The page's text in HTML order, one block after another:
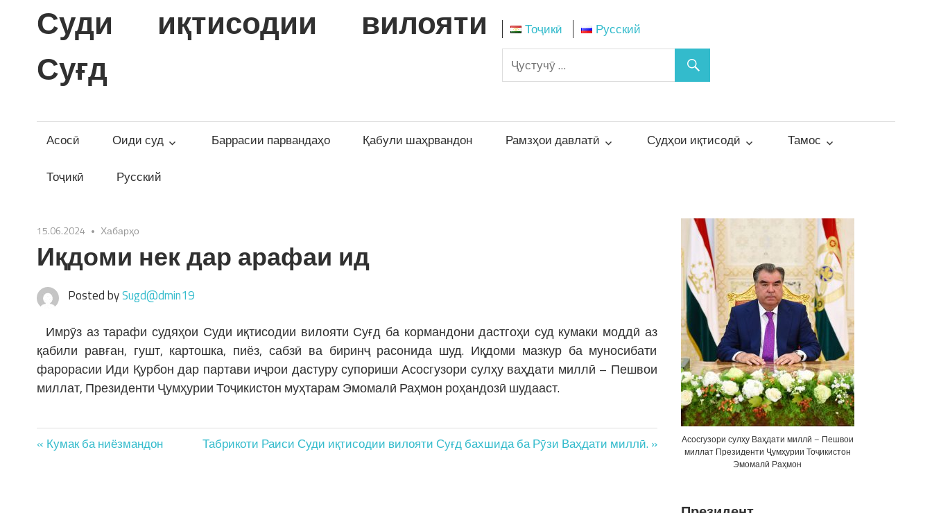
to
content
Суди иқтисодии вилояти
Суғд
Тоҷикӣ Русский
Асосӣ Оиди суд Баррасии парвандаҳо Қабули шаҳрвандон Рамзҳои давлатӣ Судҳои иқтисодӣ Тамос
Тоҷикӣ Русский
15.06.2024 Хабарҳо
Иқдоми нек дар арафаи ид
Posted bySugd@dmin19
Имрӯз аз тарафи судяҳои Суди иқтисодии вилояти Суғд ба кормандони дастгоҳи суд кумаки моддӣ аз
қабили равған, гушт, картошка, пиёз, сабзӣ ва биринҷ расонида шуд. Иқдоми мазкур ба муносибати
фарорасии Иди Қурбон дар партави иҷрои дастуру супориши Асосгузори сулҳу ваҳдати миллӣ – Пешвои
миллат, Президенти Ҷумҳурии Тоҷикистон муҳтарам Эмомалӣ Раҳмон роҳандозӣ шудааст.
Post
« Кумак ба ниёзмандон Табрикоти Раиси Суди иқтисодии вилояти Суғд бахшида ба Рӯзи Ваҳдати миллӣ. »
Асосгузори сулҳу Ваҳдати миллӣ – Пешвои
миллат Президенти Ҷумҳурии Тоҷикистон
Эмомалӣ Раҳмон